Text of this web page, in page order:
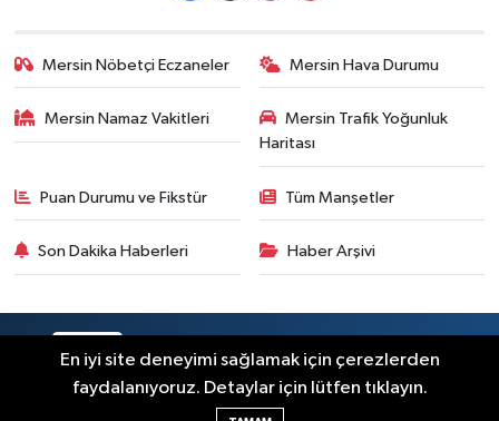
Mersin Nöbetçi Eczaneler Mersin Hava Durumu
Mersin Namaz Vakitleri
Mersin Trafik Yoğunluk
Haritası
Puan Durumu ve Fikstür Tüm Manşetler
Son Dakika Haberleri Haber Arşivi
En iyi site deneyimi sağlamak için çerezlerden
faydalanıyoruz. Detaylar için lütfen tıklayın.